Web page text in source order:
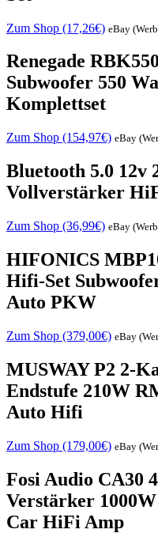
Zum Shop (17,26€) eBay
Renegade
Subwoofer 550
Komplettset
Zum Shop (154,97€) eBay
Bluetooth 5.0 12v
Vollverstärker
Zum Shop (36,99€) eBay
HIFONICS
Hifi-Set
Auto PKW
Zum Shop (379,00€) eBay
MUSWAY P2 2-
Endstufe 210W
Auto Hifi
Zum Shop (179,00€) eBay
Fosi Audio CA30
Verstärker
Car HiFi Amp